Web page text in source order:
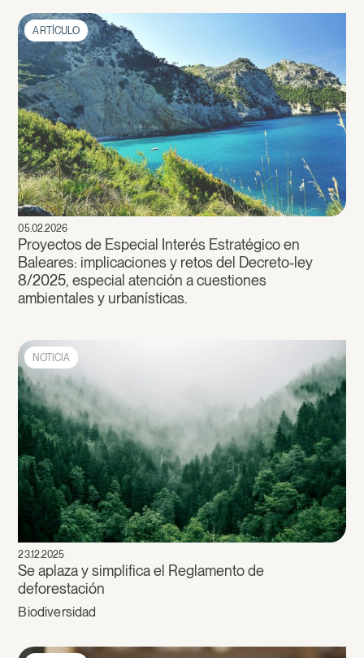
ARTÍCULO
05.02.2026
Proyectos de Especial Interés Estratégico en
Baleares: implicaciones y retos del Decreto-ley
8/2025, especial atención a cuestiones
ambientales y urbanísticas.
NOTICIA
23.12.2025
Se aplaza y simplifica el Reglamento de
deforestación
Biodiversidad